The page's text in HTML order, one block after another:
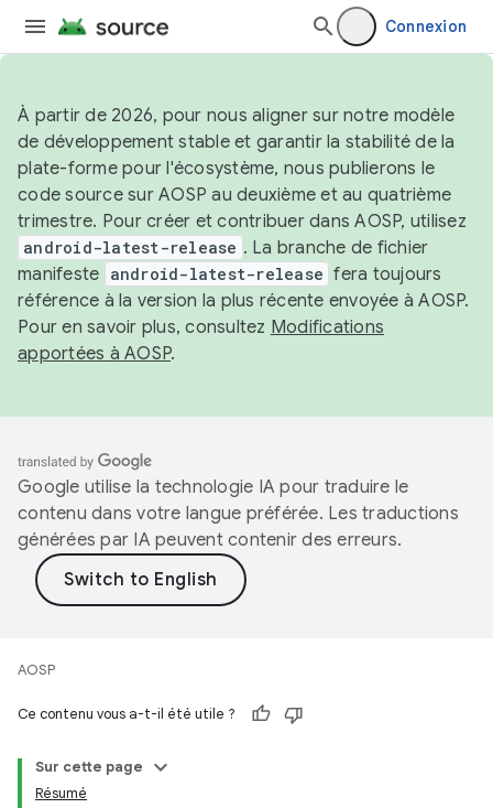
Connexion
À partir de 2026, pour nous aligner sur notre modèle
de développement stable et garantir la stabilité de la
plate-forme pour l'écosystème, nous publierons le
code source sur AOSP au deuxième et au quatrième
trimestre. Pour créer et contribuer dans AOSP, utilisez
android-latest-release . La branche de fichier
manifeste android-latest-release fera toujours
référence à la version la plus récente envoyée à AOSP.
Pour en savoir plus, consultez Modifications
apportées à AOSP.
Google utilise la technologie IA pour traduire le
contenu dans votre langue préférée. Les traductions
générées par IA peuvent contenir des erreurs.
AOSP
Ce contenu vous a-t-il été utile ?
Sur cette page
Résumé